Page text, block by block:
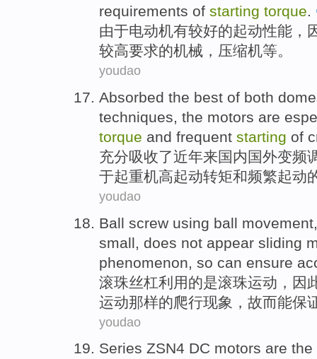
requirements of starting torque.
由于电动机有较好的起动性能 ，
较高要求的机械， 压缩机等。
youdao
Absorbed the best of both
techniques, the motors are
torque and frequent starting of
充分吸收了近年来国内 国外变频
于起重机高起动转矩和频繁起动
youdao
Ball screw using ball movement
small
does not appear sliding
phenomenon so can ensure
滚珠丝杠利用的是滚珠运动 ， 因
运动那样的爬行现象 ， 故而能保
youdao
Series ZSN4 DC motors are the